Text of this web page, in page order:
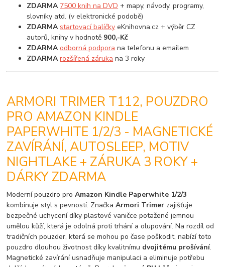
ZDARMA 7500 knih na DVD + mapy, návody, programy,
slovníky atd. (v elektronické podobě)
ZDARMA startovací balíčky eKnihovna.cz + výběr CZ
autorů, knihy v hodnotě 900,-Kč
ZDARMA odborná podpora na telefonu a emailem
ZDARMA rozšířená záruka na 3 roky
ARMORI TRIMER T112, POUZDRO
PRO AMAZON KINDLE
PAPERWHITE 1/2/3 - MAGNETICKÉ
ZAVÍRÁNÍ, AUTOSLEEP, MOTIV
NIGHTLAKE + ZÁRUKA 3 ROKY +
DÁRKY ZDARMA
Moderní pouzdro proAmazon Kindle Paperwhite 1/2/3
kombinuje styl s pevností. ZnačkaArmori Trimer zajišťuje
bezpečné uchycení díky plastové vaničce potažené jemnou
umělou kůží, která je odolná proti trhání a olupování. Na rozdíl od
tradičních pouzder, která se mohou po čase poškodit, nabízí toto
pouzdro dlouhou životnost díky kvalitnímu dvojitému prošívání.
Magnetické zavírání usnadňuje manipulaci a eliminuje potřebu